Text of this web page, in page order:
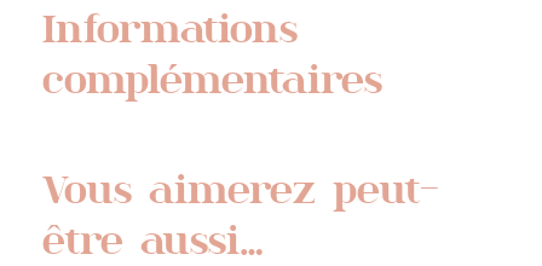
Informations
complémentaires
Vous aimerez peut-
être aussi…